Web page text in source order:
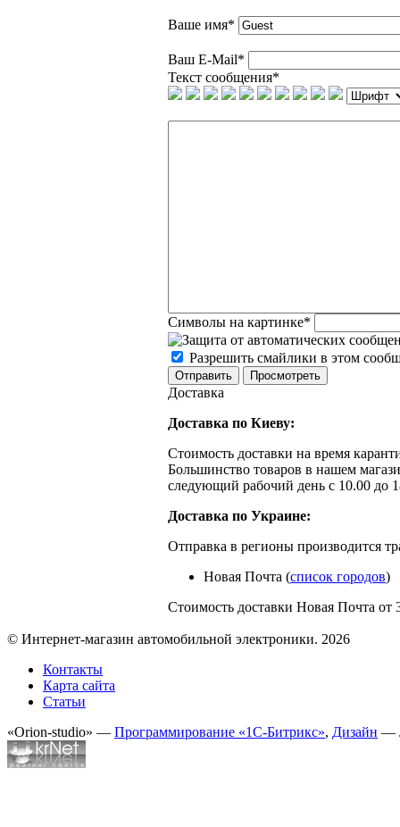
Ваше имя*
Ваш E-Mail*
Текст сообщения*
Символы на картинке*
Разрешить смайлики в этом
Доставка
Доставка по Киеву:
Стоимость доставки на время
Большинство товаров в нашем
следующий рабочий день с 10.00 до
Доставка по Украине:
Отправка в регионы производится
Новая Почта (список городов)
Стоимость доставки Новая Почта от
© Интернет-магазин автомобильной электроники. 2026
Контакты
Карта сайта
Статьи
«Orion-studio» — Программирование «1С-Битрикс», Дизайн —